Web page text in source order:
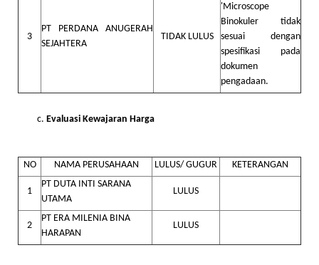
3
PT PERDANA ANUGERAH
SEJAHTERA
TIDAK LULUS
'Microscope
Binokuler tidak
sesuai dengan
spesifikasi pada
dokumen
pengadaan.
Evaluasi Kewajaran Harga
NO NAMA PERUSAHAAN LULUS/ GUGUR KETERANGAN
1
PT DUTA INTI SARANA
UTAMA
LULUS
2
PT ERA MILENIA BINA
HARAPAN
LULUS